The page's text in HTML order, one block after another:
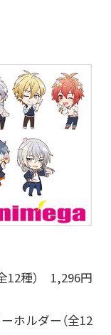
12種） 1,296円
ホルダー（全12